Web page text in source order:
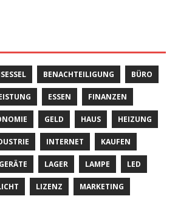
BENACHTEILIGUNG BÜRO
ESSEN FINANZEN
GELD HAUS HEIZUNG
INTERNET KAUFEN
LAGER LAMPE LED
LIZENZ MARKETING